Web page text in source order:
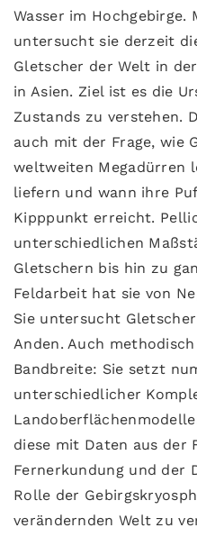
Wasser im Hochgebirge.
untersucht sie derzeit
Gletscher der Welt in
in Asien. Ziel ist es die
Zustands zu verstehen.
auch mit der Frage, wie
weltweiten Megadürren
liefern und wann ihre
Kipppunkt erreicht.
unterschiedlichen
Gletschern bis hin zu
Feldarbeit hat sie von
Sie untersucht
Anden. Auch
Bandbreite: Sie setzt
unterschiedlicher
diese mit Daten aus der
Fernerkundung und der
Rolle der
verändernden Welt zu